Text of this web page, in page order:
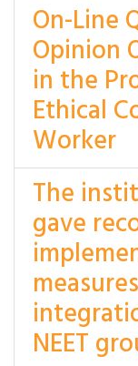
On-Line
Opinion
in the
Ethical
Worker
The
gave
NEET